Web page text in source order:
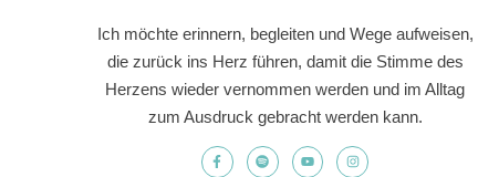
Ich möchte erinnern, begleiten und Wege aufweisen,
die zurück ins Herz führen, damit die Stimme des
Herzens wieder vernommen werden und im Alltag
zum Ausdruck gebracht werden kann.